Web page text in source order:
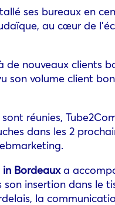
ses bureaux en
au cœur de
de nouveaux clients
son volume client
réunies,
dans les 2
in Bordeauxa
son insertion dans le
la